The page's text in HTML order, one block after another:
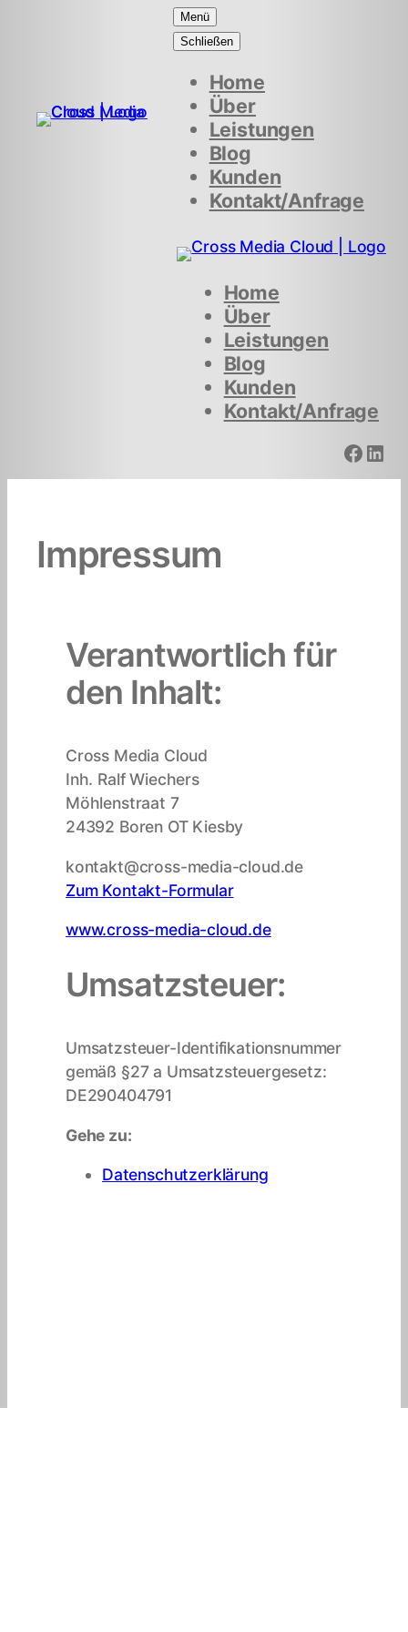
Menü
Schließen
Home
Über
Leistungen
Blog
Kunden
Kontakt/Anfrage
Home
Über
Leistungen
Blog
Kunden
Kontakt/Anfrage
Facebook LinkedIn
Impressum
Verantwortlich für
den Inhalt:
Cross Media Cloud
Inh. Ralf Wiechers
Möhlenstraat 7
24392 Boren OT Kiesby
kontakt@cross-media-cloud.de
Zum Kontakt-Formular
www.cross-media-cloud.de
Umsatzsteuer:
Umsatzsteuer-Identifikationsnummer
gemäß §27 a Umsatzsteuergesetz:
DE290404791
Gehe zu:
Datenschutzerklärung